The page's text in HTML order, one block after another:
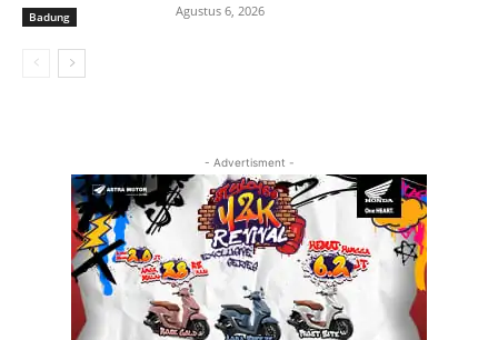
Badung Agustus 6, 2026
- Advertisment -